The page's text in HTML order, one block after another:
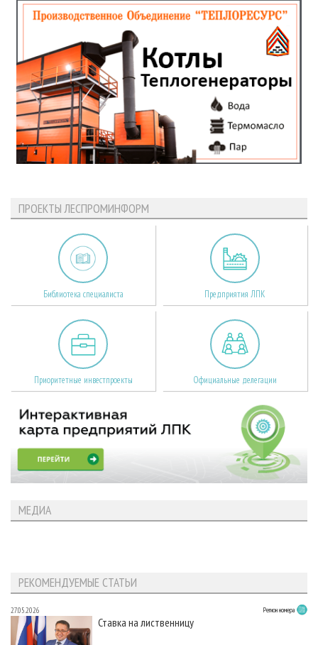
ПРОЕКТЫ ЛЕСПРОМИНФОРМ
Библиотека специалиста Предприятия ЛПК
Приоритетные инвестпроекты Официальные делегации
МЕДИА
РЕКОМЕНДУЕМЫЕ СТАТЬИ
27.05.2026 Регион номера
Ставка на лиственницу